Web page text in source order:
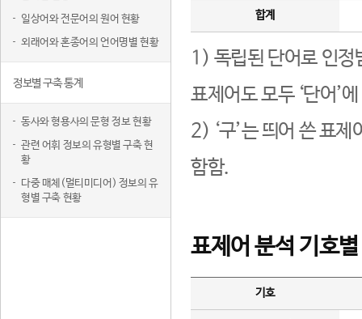
일상어와 전문어의 원어 현황
외래어와 혼종어의 언어명별 현황
정보별 구축 통계
동사와 형용사의 문형 정보 현황
관련 어휘 정보의 유형별 구축 현
황
다중 매체(멀티미디어) 정보의 유
형별 구축 현황
합계
1) 독립된 단어로 인정
표제어도 모두 ‘단어’
2) ‘구’는 띄어 쓴 표
함함.
표제어 분석 기호
기호